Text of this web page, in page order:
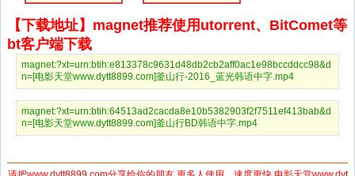
【下载地址】magnet推荐使用utorrent、BitComet等
bt客户端下载
magnet:?xt=urn:btih:e813378c9631d48db2cb2aff0ac1e98bccddcc98&d
n=[电影天堂www.dytt8899.com]釜山行-2016_蓝光韩语中字.mp4
magnet:?xt=urn:btih:64513ad2cacda8e10b5382903f2f7511ef413bab&d
n=[电影天堂www.dytt8899.com]釜山行BD韩语中字.mp4